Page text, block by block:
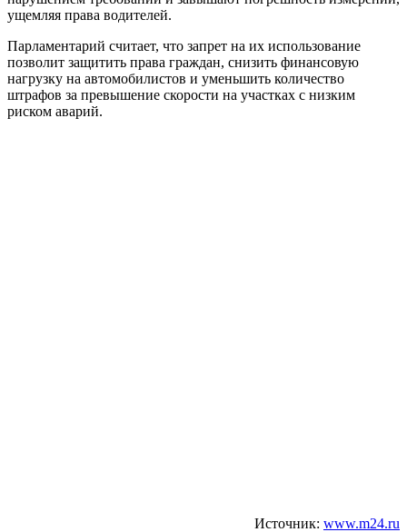
ущемляя права водителей.
Парламентарий считает, что запрет на их использование
позволит защитить права граждан, снизить финансовую
нагрузку на автомобилистов и уменьшить количество
штрафов за превышение скорости на участках с низким
риском аварий.
Источник: www.m24.ru